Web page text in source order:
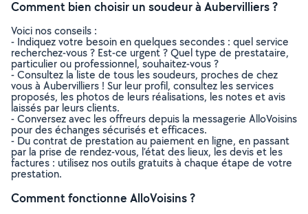
Comment bien choisir un soudeur à Aubervilliers ?
Voici nos conseils :
- Indiquez votre besoin en quelques secondes : quel service
recherchez-vous ? Est-ce urgent ? Quel type de prestataire,
particulier ou professionnel, souhaitez-vous ?
- Consultez la liste de tous les soudeurs, proches de chez
vous à Aubervilliers ! Sur leur profil, consultez les services
proposés, les photos de leurs réalisations, les notes et avis
laissés par leurs clients.
- Conversez avec les offreurs depuis la messagerie AlloVoisins
pour des échanges sécurisés et efficaces.
- Du contrat de prestation au paiement en ligne, en passant
par la prise de rendez-vous, l’état des lieux, les devis et les
factures : utilisez nos outils gratuits à chaque étape de votre
prestation.
Comment fonctionne AlloVoisins ?